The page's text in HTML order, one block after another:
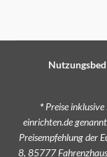
*Preise
einrichten.de
Preisempfehlung der
8, 85777